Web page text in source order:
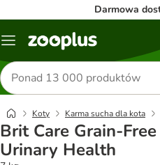
Darmowa
Menu
Szukaj
produktów
Koty Karma sucha dla kota
Brit Care Grain-
Urinary Health